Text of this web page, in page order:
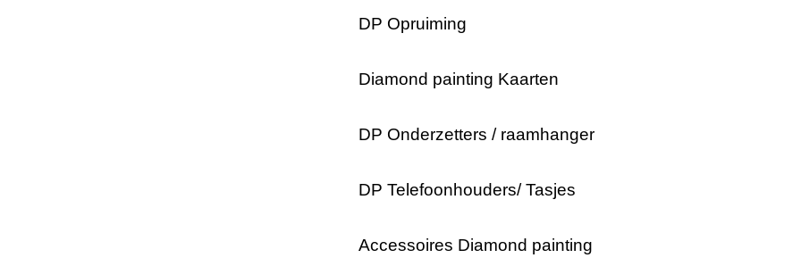
DP Opruiming
Diamond painting Kaarten
DP Onderzetters / raamhanger
DP Telefoonhouders/ Tasjes
Accessoires Diamond painting